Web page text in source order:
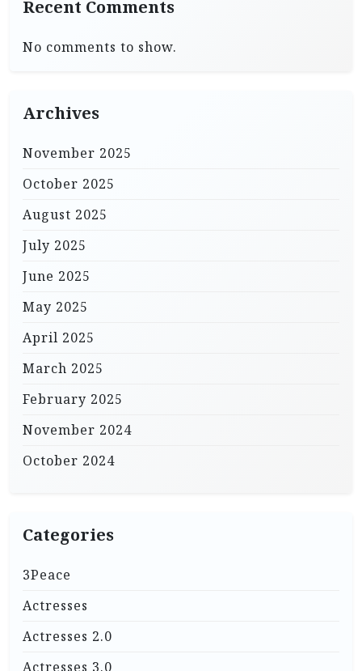
Recent Comments
No comments to show.
Archives
November 2025
October 2025
August 2025
July 2025
June 2025
May 2025
April 2025
March 2025
February 2025
November 2024
October 2024
Categories
3Peace
Actresses
Actresses 2.0
Actresses 3.0